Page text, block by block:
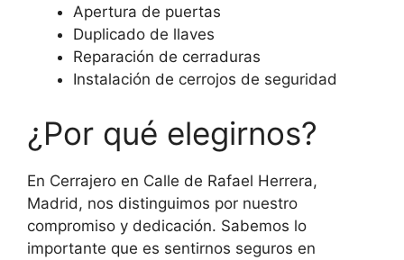
Apertura de puertas
Duplicado de llaves
Reparación de cerraduras
Instalación de cerrojos de seguridad
¿Por qué elegirnos?
En Cerrajero en Calle de Rafael Herrera,
Madrid, nos distinguimos por nuestro
compromiso y dedicación. Sabemos lo
importante que es sentirnos seguros en